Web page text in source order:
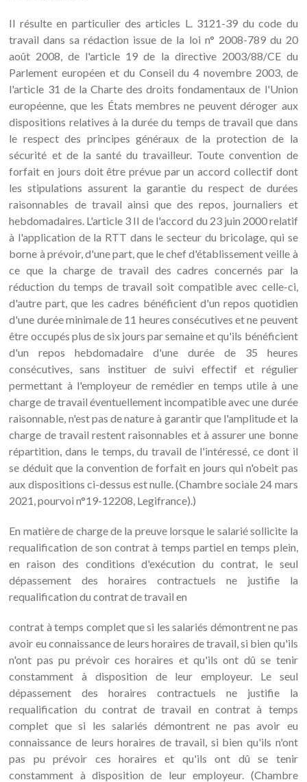
Il résulte en particulier des articles L. 3121-39 du code du
travail dans sa rédaction issue de la loi n° 2008-789 du 20
août 2008, de l'article 19 de la directive 2003/88/CE du
Parlement européen et du Conseil du 4 novembre 2003, de
l'article 31 de la Charte des droits fondamentaux de l'Union
européenne, que les États membres ne peuvent déroger aux
dispositions relatives à la durée du temps de travail que dans
le respect des principes généraux de la protection de la
sécurité et de la santé du travailleur. Toute convention de
forfait en jours doit être prévue par un accord collectif dont
les stipulations assurent la garantie du respect de durées
raisonnables de travail ainsi que des repos, journaliers et
hebdomadaires. L'article 3 II de l'accord du 23 juin 2000 relatif
à l'application de la RTT dans le secteur du bricolage, qui se
borne à prévoir, d'une part, que le chef d'établissement veille à
ce que la charge de travail des cadres concernés par la
réduction du temps de travail soit compatible avec celle-ci,
d'autre part, que les cadres bénéficient d'un repos quotidien
d'une durée minimale de 11 heures consécutives et ne peuvent
être occupés plus de six jours par semaine et qu'ils bénéficient
d'un repos hebdomadaire d'une durée de 35 heures
consécutives, sans instituer de suivi effectif et régulier
permettant à l'employeur de remédier en temps utile à une
charge de travail éventuellement incompatible avec une durée
raisonnable, n'est pas de nature à garantir que l'amplitude et la
charge de travail restent raisonnables et à assurer une bonne
répartition, dans le temps, du travail de l'intéressé, ce dont il
se déduit que la convention de forfait en jours qui n'obeit pas
aux dispositions ci-dessus est nulle. (Chambre sociale 24 mars
2021, pourvoi n°19-12208, Legifrance).)
En matière de charge de la preuve lorsque le salarié sollicite la
requalification de son contrat à temps partiel en temps plein,
en raison des conditions d'exécution du contrat, le seul
dépassement des horaires contractuels ne justifie la
requalification du contrat de travail en
contrat à temps complet que si les salariés démontrent ne pas
avoir eu connaissance de leurs horaires de travail, si bien qu'ils
n'ont pas pu prévoir ces horaires et qu'ils ont dû se tenir
constamment à disposition de leur employeur. Le seul
dépassement des horaires contractuels ne justifie la
requalification du contrat de travail en contrat à temps
complet que si les salariés démontrent ne pas avoir eu
connaissance de leurs horaires de travail, si bien qu'ils n'ont
pas pu prévoir ces horaires et qu'ils ont dû se tenir
constamment à disposition de leur employeur. (Chambre